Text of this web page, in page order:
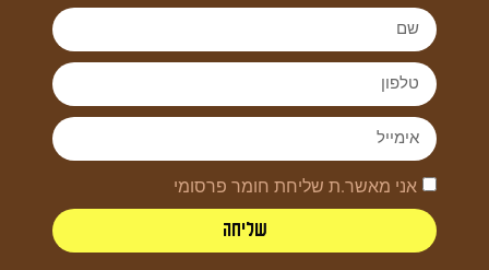
אני מאשר.ת שליחת חומר פרסומי
שליחה